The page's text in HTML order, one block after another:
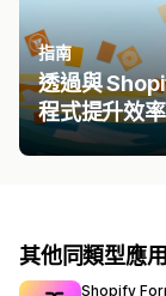
指南
透過與
程式提升效
其他同類型應
Shopify